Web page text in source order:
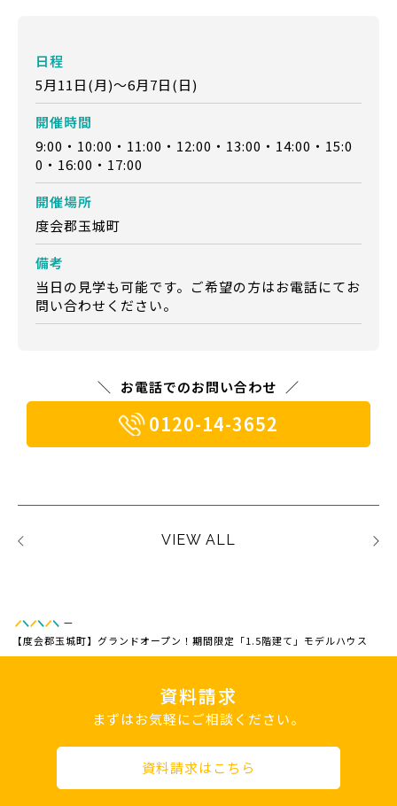
日程
5月11日(月)～6月7日(日)
開催時間
9:00・10:00・11:00・12:00・13:00・14:00・15:0
0・16:00・17:00
開催場所
度会郡玉城町
備考
当日の見学も可能です。ご希望の方はお電話にてお
問い合わせください。
お電話でのお問い合わせ
0120-14-3652
VIEW ALL
—
【度会郡玉城町】グランドオープン！期間限定「1.5階建て」モデルハウス
資料請求
まずはお気軽にご相談ください。
資料請求はこちら